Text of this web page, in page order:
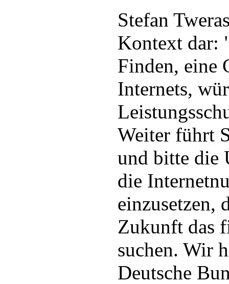
Stefan
Kontext dar:
Finden, eine
Internets,
Weiter führt
und bitte die
die
einzusetzen,
Zukunft das
suchen. Wir
Deutsche